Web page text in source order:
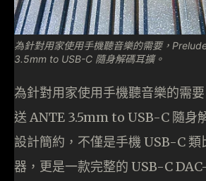
為針對用家使用手機聽音樂的需要，
3.5mm to USB-C 隨身解碼耳擴。
為針對用家使用手機聽音樂的需
送 ANTE 3.5mm to USB-C 隨身
設計簡約，不僅是手機 USB-C 類
器，更是一款完整的 USB-C